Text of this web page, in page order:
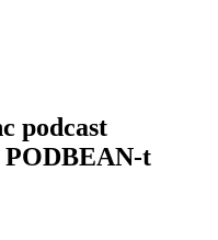
podcast
PODBEAN-t